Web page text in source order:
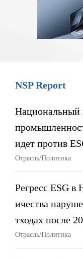
NSP Report
Национальный
идет против
Отрасль/Политика
Регресс ESG в
ичества
тходах после
Отрасль/Политика